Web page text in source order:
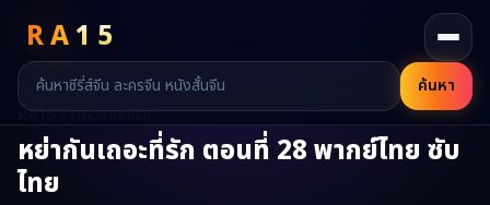
RA15
ค้นหา
RA15 / ตอนของซีรี่ส์
หย่ากันเถอะที่รัก ตอนที่ 28พากย์ไทย ซับ
ไทย